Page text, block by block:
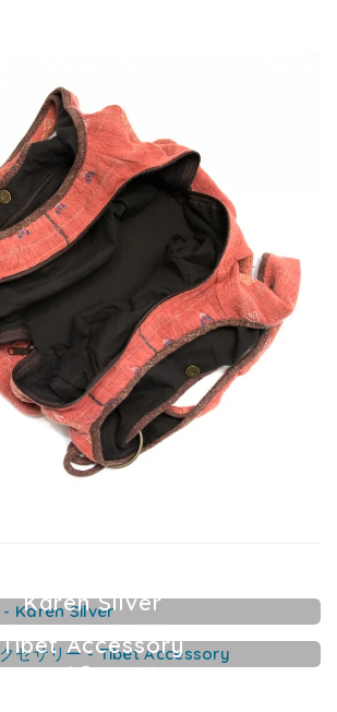
Karen Silver
カレンシルバーアクセサリー
Tibet Accessory
チベット仏具アクセサリー